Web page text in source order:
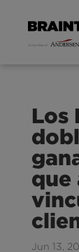
Los
que
Jun 13,